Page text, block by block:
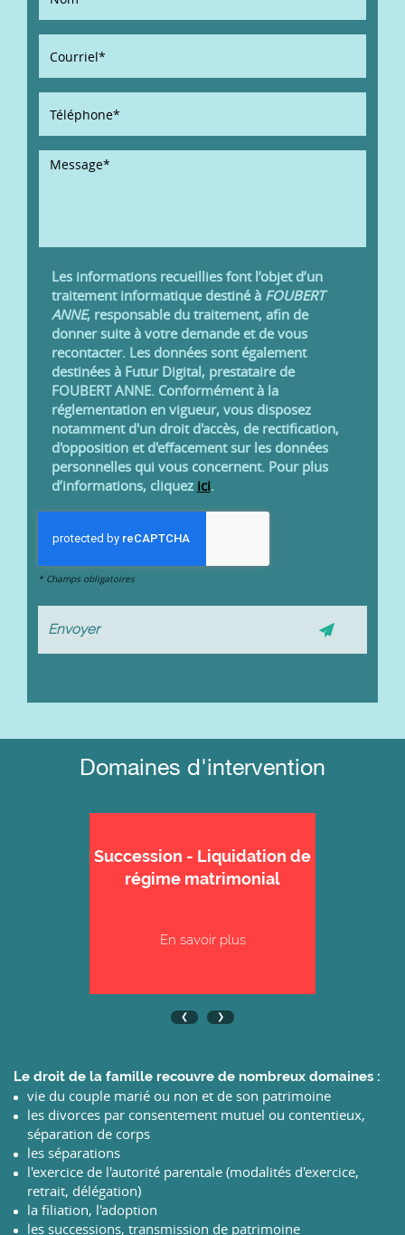
Les informations recueillies font l’objet d’un
traitement informatique destiné àFOUBERT
ANNE, responsable du traitement, afin de
donner suite à votre demande et de vous
recontacter. Les données sont également
destinées à Futur Digital, prestataire de
FOUBERT ANNE. Conformément à la
réglementation en vigueur, vous disposez
notamment d'un droit d'accès, de rectification,
d'opposition et d'effacement sur les données
personnelles qui vous concernent. Pour plus
d’informations, cliquez ici.
* Champs obligatoires
Domaines d'intervention
Succession - Liquidation de
régime matrimonial
En savoir plus
Le droit de la famille recouvre de nombreux domaines :
vie du couple marié ou non et de son patrimoine
les divorces par consentement mutuel ou contentieux,
séparation de corps
les séparations
l'exercice de l'autorité parentale (modalités d'exercice,
retrait, délégation)
la filiation, l'adoption
les successions, transmission de patrimoine